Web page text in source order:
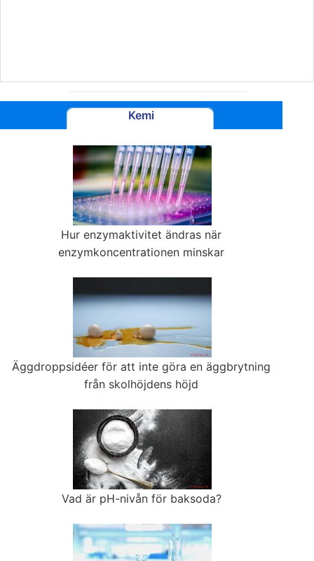
Kemi
Hur enzymaktivitet ändras när
enzymkoncentrationen minskar
Äggdroppsidéer för att inte göra en äggbrytning
från skolhöjdens höjd
Vad är pH-nivån för baksoda?